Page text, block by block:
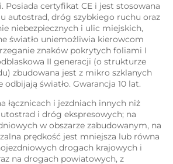
Posiada certyfikat CE i jest stosowana
autostrad, dróg szybkiego ruchu oraz
niebezpiecznych i ulic miejskich,
światło uniemożliwia kierowcom
znaków pokrytych foliami I
II generacji (o strukturze
zbudowana jest z mikro szklanych
światło. Gwarancja 10 lat.
łącznicach i jezdniach innych niż
i dróg ekspresowych; na
w obszarze zabudowanym, na
prędkość jest mniejsza lub równa
drogach krajowych i
na drogach powiatowych, z